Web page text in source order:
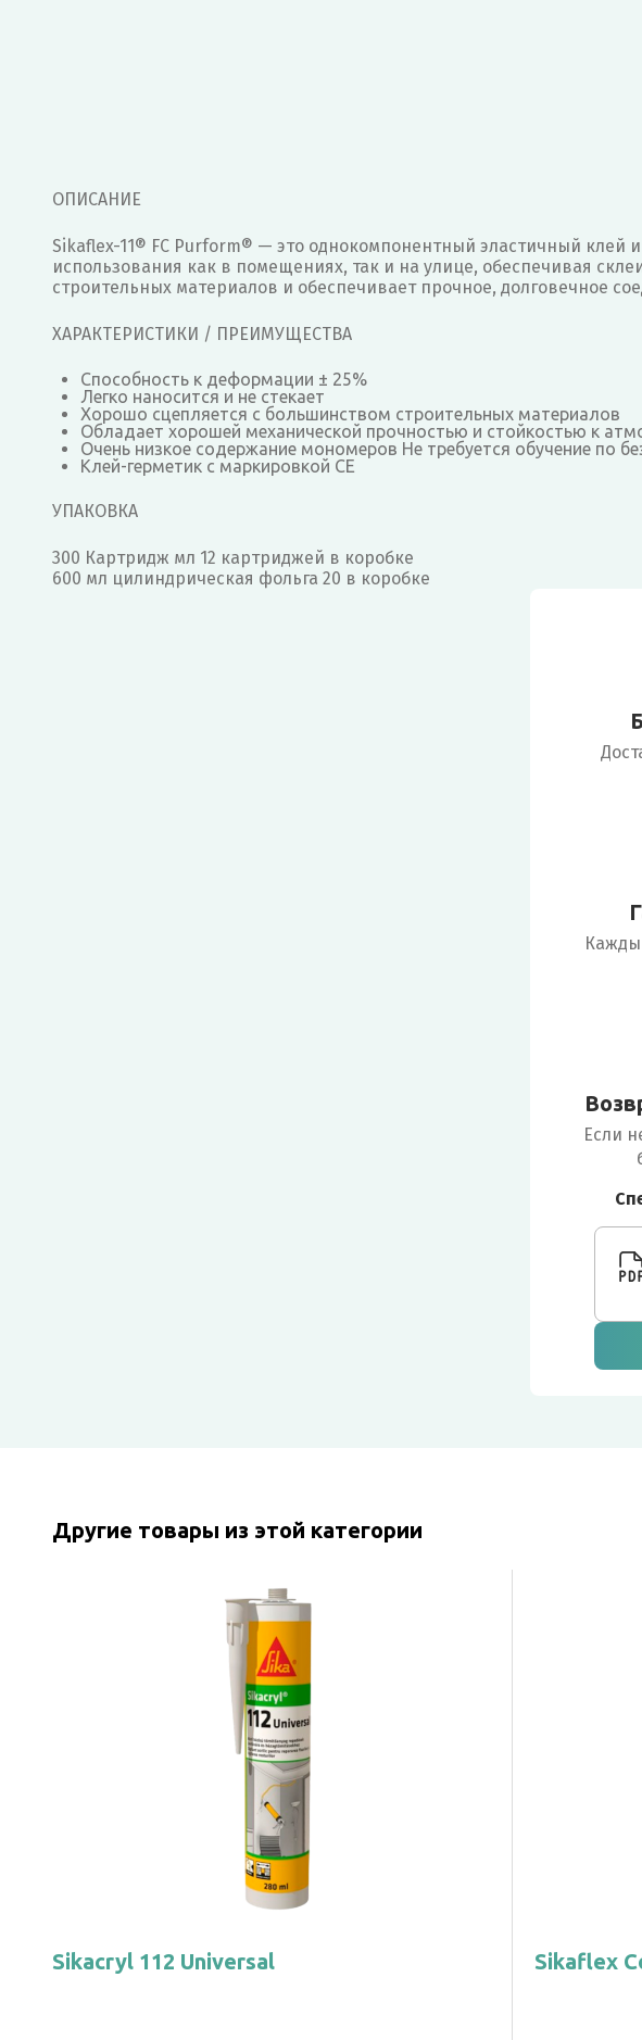
ОПИСАНИЕ
Sikaflex-11® FC Purform® — это однокомпонентный эластичный
использования как в помещениях, так и на улице, обеспечивая
строительных материалов и обеспечивает прочное, долговечное
ХАРАКТЕРИСТИКИ / ПРЕИМУЩЕСТВА
Способность к деформации ± 25%
Легко наносится и не стекает
Хорошо сцепляется с большинством строительных материалов
Обладает хорошей механической прочностью и стойкостью к
Очень низкое содержание мономеров Не требуется обучение по
Клей-герметик с маркировкой CE
УПАКОВКА
300 Картридж мл 12 картриджей в коробке
600 мл цилиндрическая фольга 20 в коробке
Если
Другие товары из этой категории
Sikacryl 112 Universal Sikaflex